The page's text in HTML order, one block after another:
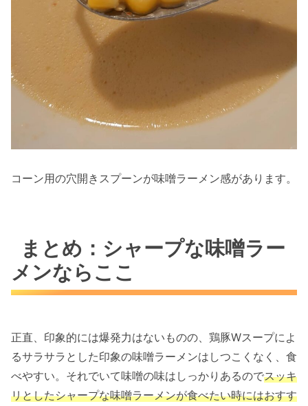
コーン用の穴開きスプーンが味噌ラーメン感があります。
まとめ：シャープな味噌ラー
メンならここ
正直、印象的には爆発力はないものの、鶏豚Wスープによ
るサラサラとした印象の味噌ラーメンはしつこくなく、食
べやすい。それでいて味噌の味はしっかりあるのでスッキ
リとしたシャープな味噌ラーメンが食べたい時にはおすす